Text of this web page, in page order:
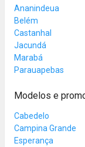
Ananindeua
Belém
Castanhal
Jacundá
Marabá
Parauapebas
Modelos e
Cabedelo
Campina Grande
Esperança